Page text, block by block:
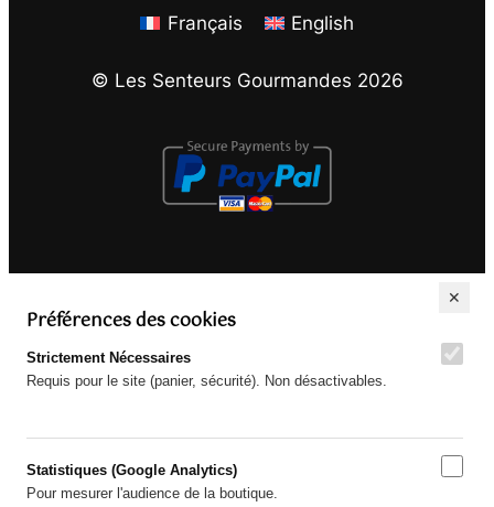
Français English
© Les Senteurs Gourmandes 2026
✕
Préférences des cookies
Strictement Nécessaires
Requis pour le site (panier, sécurité). Non désactivables.
Statistiques (Google Analytics)
Pour mesurer l'audience de la boutique.